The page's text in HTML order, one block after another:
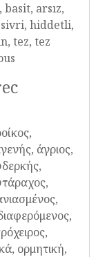
arsız,
hiddetli,
tez, tez
άγριος,
ορμητική,